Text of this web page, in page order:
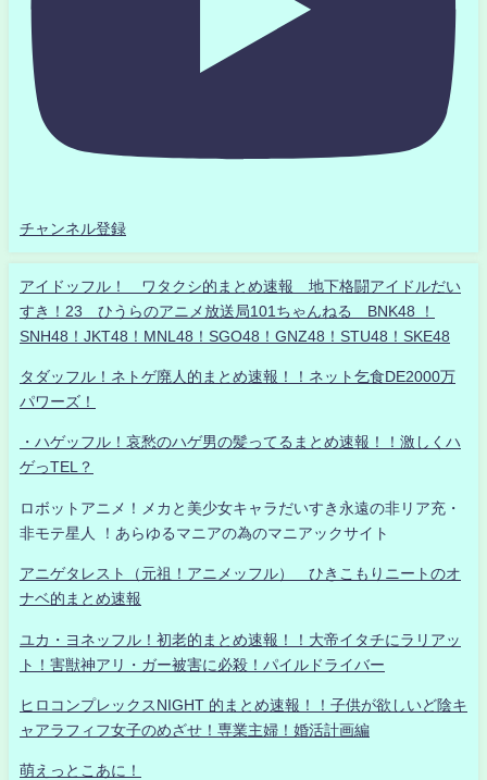
チャンネル登録
アイドッフル！ ワタクシ的まとめ速報 地下格闘アイドルだい
すき！23 ひうらのアニメ放送局101ちゃんねる BNK48 ！
SNH48！JKT48！MNL48！SGO48！GNZ48！STU48！SKE48
タダッフル！ネトゲ廃人的まとめ速報！！ネット乞食DE2000万
パワーズ！
・ハゲッフル！哀愁のハゲ男の髪ってるまとめ速報！！激しくハ
ゲっTEL？
ロボットアニメ！メカと美少女キャラだいすき永遠の非リア充・
非モテ星人 ！あらゆるマニアの為のマニアックサイト
アニゲタレスト（元祖！アニメッフル） ひきこもりニートのオ
ナベ的まとめ速報
ユカ・ヨネッフル！初老的まとめ速報！！大帝イタチにラリアッ
ト！害獣神アリ・ガー被害に必殺！パイルドライバー
ヒロコンプレックスNIGHT 的まとめ速報！！子供が欲しいど陰キ
ャアラフィフ女子のめざせ！専業主婦！婚活計画編
萌えっとこあに！